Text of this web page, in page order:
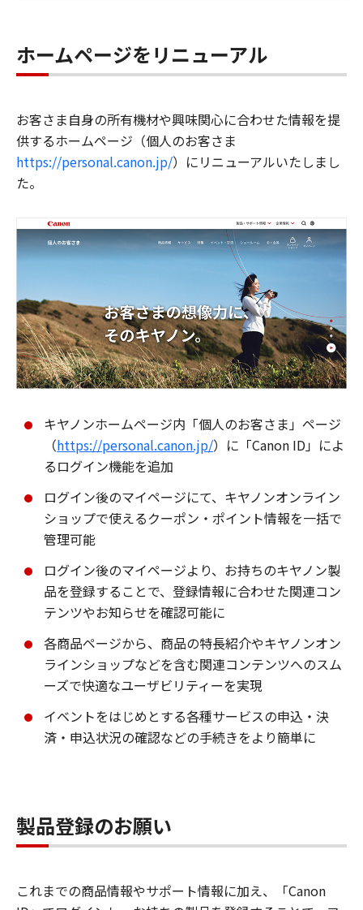
ホームページをリニューアル
お客さま自身の所有機材や興味関心に合わせた情報を提
供するホームページ（個人のお客さま
https://personal.canon.jp/）にリニューアルいたしまし
た。
キヤノンホームページ内「個人のお客さま」ページ
（https://personal.canon.jp/）に「Canon ID」によ
るログイン機能を追加
ログイン後のマイページにて、キヤノンオンライン
ショップで使えるクーポン・ポイント情報を一括で
管理可能
ログイン後のマイページより、お持ちのキヤノン製
品を登録することで、登録情報に合わせた関連コン
テンツやお知らせを確認可能に
各商品ページから、商品の特長紹介やキヤノンオン
ラインショップなどを含む関連コンテンツへのスム
ーズで快適なユーザビリティーを実現
イベントをはじめとする各種サービスの申込・決
済・申込状況の確認などの手続きをより簡単に
製品登録のお願い
これまでの商品情報やサポート情報に加え、「Canon